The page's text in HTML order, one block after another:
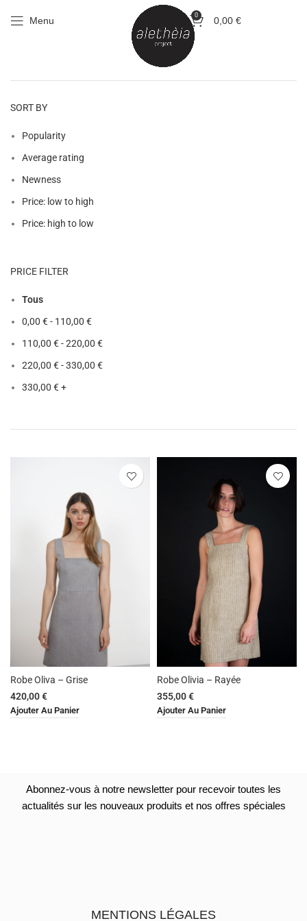
Menu 0 0,00 €
SORT BY
Popularity
Average rating
Newness
Price: low to high
Price: high to low
PRICE FILTER
Tous
0,00 €- 110,00 €
110,00 €-220,00 €
220,00 €-330,00 €
330,00 €+
Robe Oliva – Grise
420,00€
Ajouter Au Panier
Robe Olivia – Rayée
355,00€
Ajouter Au Panier
Abonnez-vous à notre newsletter pour recevoir toutes les
actualités sur les nouveaux produits et nos offres spéciales
MENTIONS LÉGALES